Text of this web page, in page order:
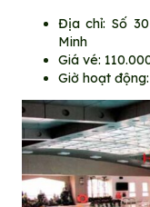
Địa chỉ: Số
Minh
Giá vé:
Giờ hoạt